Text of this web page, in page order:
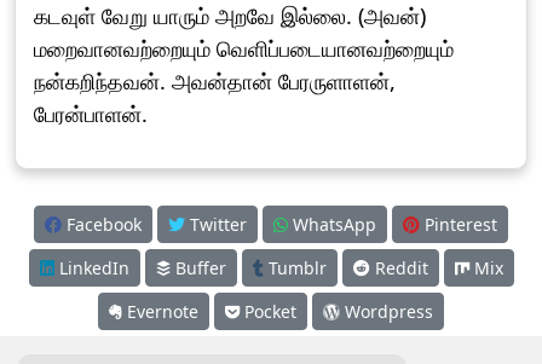
கடவுள் வேறு யாரும் அறவே இல்லை. (அவன்)
மறைவானவற்றையும் வெளிப்படையானவற்றையும்
நன்கறிந்தவன். அவன்தான் பேரருளாளன்,
பேரன்பாளன்.
Facebook Twitter WhatsApp
Pinterest
LinkedIn
Buffer Tumblr Reddit
Mix
Evernote
Pocket Wordpress